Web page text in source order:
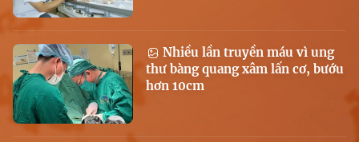
Nhiều lần truyền máu vì ung
thư bàng quang xâm lấn cơ, bướu
hơn 10cm